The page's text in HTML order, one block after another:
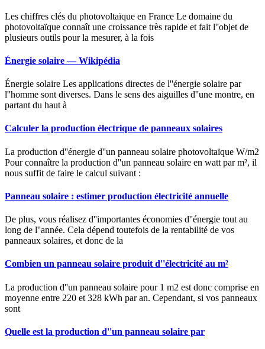
Les chiffres clés du photovoltaïque en France Le domaine du
photovoltaïque connaît une croissance très rapide et fait l''objet de
plusieurs outils pour la mesurer, à la fois
Énergie solaire — Wikipédia
Énergie solaire Les applications directes de l''énergie solaire par
l''homme sont diverses. Dans le sens des aiguilles d''une montre, en
partant du haut à
Calculer la production électrique de panneaux solaires
La production d''énergie d''un panneau solaire photovoltaïque W/m2
Pour connaître la production d''un panneau solaire en watt par m², il
nous suffit de faire le calcul suivant :
Panneau solaire : estimer production électricité annuelle
De plus, vous réalisez d''importantes économies d''énergie tout au
long de l''année. Cela dépend toutefois de la rentabilité de vos
panneaux solaires, et donc de la
Combien un panneau solaire produit d''électricité au m²
La production d''un panneau solaire pour 1 m2 est donc comprise en
moyenne entre 220 et 328 kWh par an. Cependant, si vos panneaux
sont
Quelle est la production d''un panneau solaire par